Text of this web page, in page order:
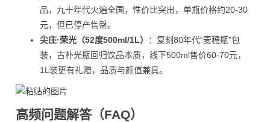
品，九十年代火遍全国，性价比突出，单瓶价格约20-30
元，但已停产售罄。
尖庄·荣光（52度500ml/1L）
：复刻80年代“麦穗瓶”包
装，古朴光瓶回归饮品本质，线下500ml售价60-70元，
1L装更有礼赠，品质与颜值兼具。
高频问题解答（FAQ）